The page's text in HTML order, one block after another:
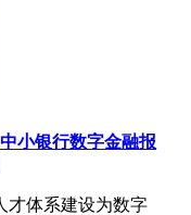
中小银行数字金融报
才体系建设为数字